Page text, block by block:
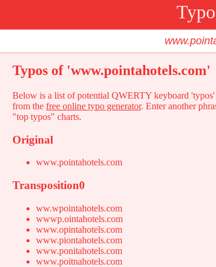
Typos of 'www.pointahotels.com'
Below is a list of potential QWERTY keyboard
from the free online typo generator. Enter another
"top typos" charts.
Original
www.pointahotels.com
Transposition0
ww.wpointahotels.com
wwwp.ointahotels.com
www.opintahotels.com
www.piontahotels.com
www.ponitahotels.com
www.poitnahotels.com